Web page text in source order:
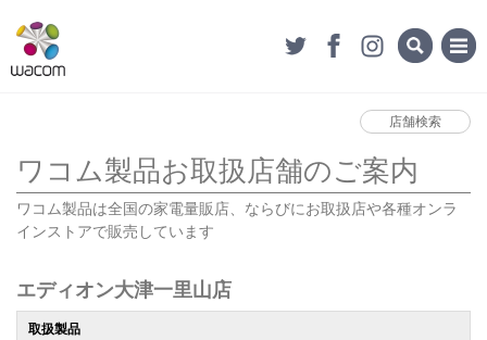
店舗検索
ワコム製品お取扱店舗のご案内
ワコム製品は全国の家電量販店、ならびにお取扱店や各種オンラ
インストアで販売しています
エディオン大津一里山店
取扱製品